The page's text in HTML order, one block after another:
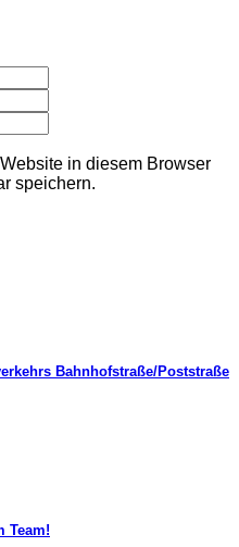
in diesem Browser
speichern.
Bahnhofstraße/Poststraße
Team!